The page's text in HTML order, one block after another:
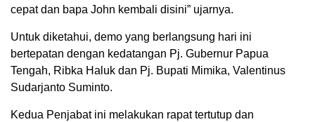
cepat dan bapa John kembali disini” ujarnya.
Untuk diketahui, demo yang berlangsung hari ini
bertepatan dengan kedatangan Pj. Gubernur Papua
Tengah, Ribka Haluk dan Pj. Bupati Mimika, Valentinus
Sudarjanto Suminto.
Kedua Penjabat ini melakukan rapat tertutup dan